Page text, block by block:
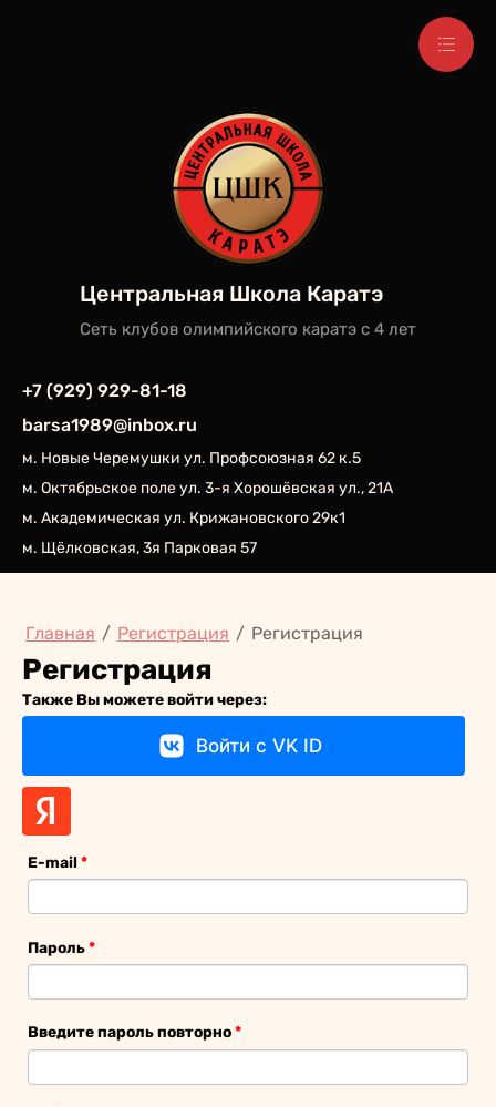
Центральная Школа Каратэ
Сеть клубов олимпийского каратэ c 4 лет
+7 (929) 929-81-18
barsa1989@inbox.ru
м. Новые Черемушки ул. Профсоюзная 62 к.5
м. Октябрьское поле ул. 3-я Хорошёвская ул., 21А
м. Академическая ул. Крижановского 29к1
м. Щёлковская, 3я Парковая 57
Главная / Регистрация / Регистрация
Регистрация
E-mail*
Пароль*
Введите пароль повторно*
Также Вы можете войти через:
Войти с VK ID